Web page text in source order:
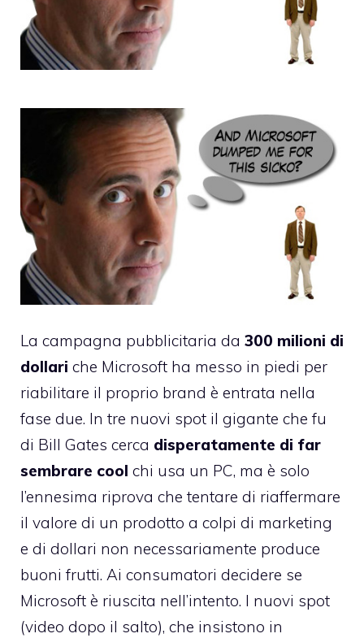
La campagna pubblicitaria da 300 milioni di
dollari che Microsoft ha messo in piedi per
riabilitare il proprio brand è entrata nella
fase due. In tre nuovi spot il gigante che fu
di Bill Gates cerca disperatamente di far
sembrare cool chi usa un PC, ma è solo
l’ennesima riprova che tentare di riaffermare
il valore di un prodotto a colpi di marketing
e di dollari non necessariamente produce
buoni frutti. Ai consumatori decidere se
Microsoft è riuscita nell’intento. I nuovi spot
(video dopo il salto), che insistono in